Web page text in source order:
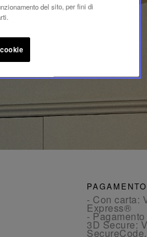
- Con carta:
Express®
-
3D Secure:
del sito, per fini di